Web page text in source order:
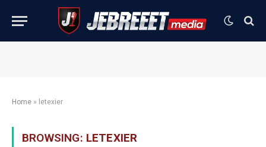
Home » letexier
BROWSING: LETEXIER